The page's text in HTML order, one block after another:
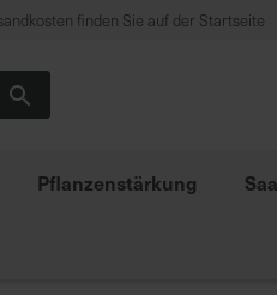
finden Sie auf der Startseite
Pflanzenstärkung